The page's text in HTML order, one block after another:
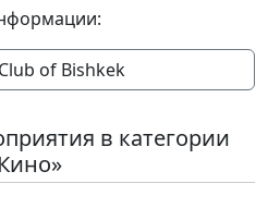
of Bishkek
в категории